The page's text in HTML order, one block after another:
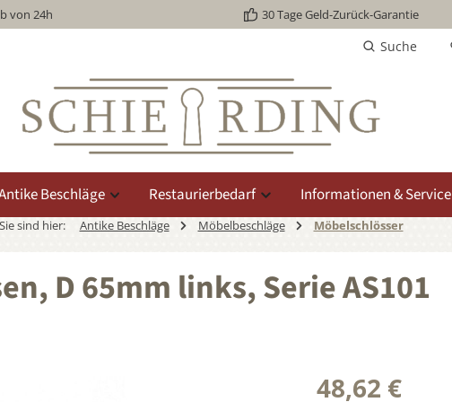
von 24h 30 Tage Geld-Zurück-Garantie
Suche
Beschläge Restaurierbedarf Informationen & Service
Sie sind hier: Antike Beschläge Möbelbeschläge Möbelschlösser
D 65mm links, Serie AS101
48,62 €